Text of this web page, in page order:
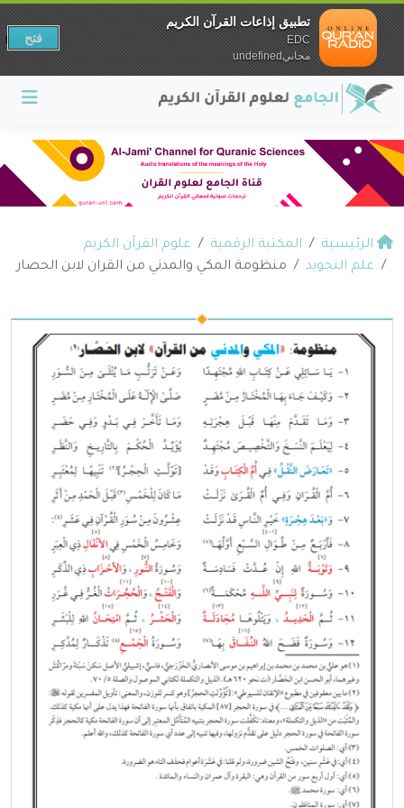
الرئيسية المكتبة الرقمية
علوم القرآن الكريم
علم التجويد
منظومة المكي والمدني من القران لابن الحصار
تطبيق إذاعات القرآن الكريم
EDC
مجانيundefined
فتح